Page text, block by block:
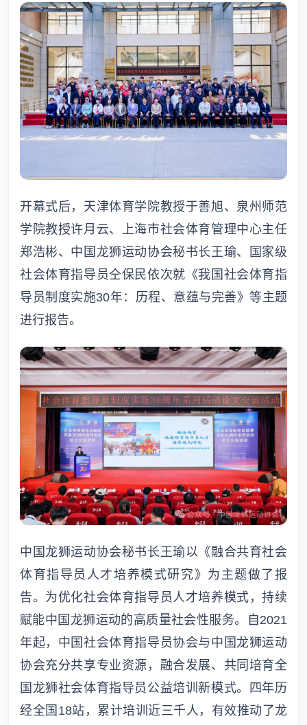
开幕式后，天津体育学院教授于善旭、泉州师范
学院教授许月云、上海市社会体育管理中心主任
郑浩彬、中国龙狮运动协会秘书长王瑜、国家级
社会体育指导员仝保民依次就《我国社会体育指
导员制度实施30年：历程、意蕴与完善》等主题
进行报告。
中国龙狮运动协会秘书长王瑜以《融合共育社会
体育指导员人才培养模式研究》为主题做了报
告。为优化社会体育指导员人才培养模式，持续
赋能中国龙狮运动的高质量社会性服务。自2021
年起，中国社会体育指导员协会与中国龙狮运动
协会充分共享专业资源，融合发展、共同培育全
国龙狮社会体育指导员公益培训新模式。四年历
经全国18站，累计培训近三千人，有效推动了龙